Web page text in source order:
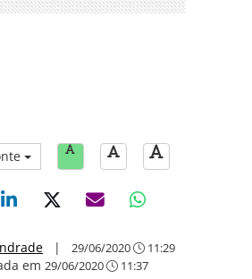
| 29/06/2020 11:29
em 29/06/2020 11:37